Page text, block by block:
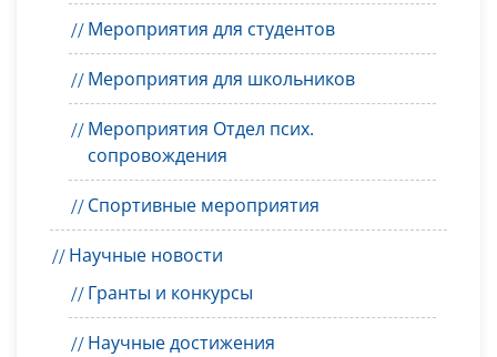
Мероприятия для студентов
Мероприятия для школьников
Мероприятия Отдел псих.
сопровождения
Спортивные мероприятия
Научные новости
Гранты и конкурсы
Научные достижения